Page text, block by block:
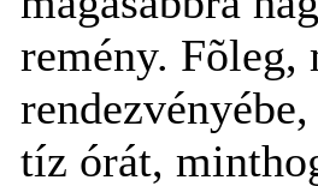
remény.
tíz órát,